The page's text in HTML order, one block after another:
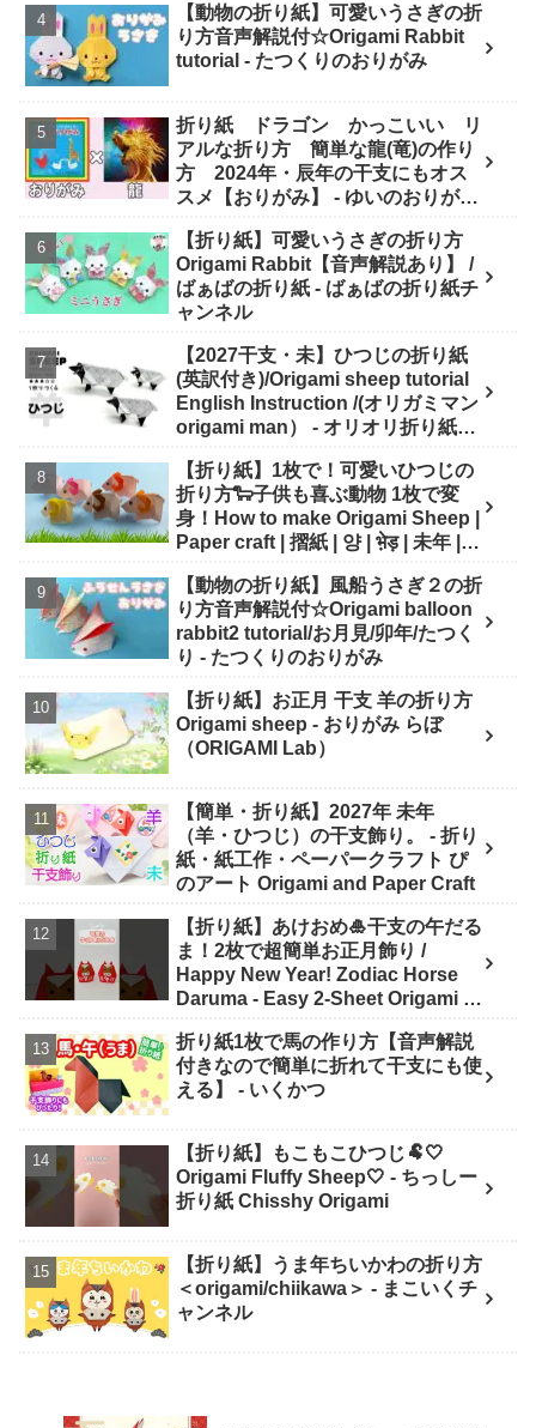
【動物の折り紙】可愛いうさぎの折
り方音声解説付☆Origami Rabbit
tutorial - たつくりのおりがみ
折り紙 ドラゴン かっこいい リ
アルな折り方 簡単な龍(竜)の作り
方 2024年・辰年の干支にもオス
スメ【おりがみ】 - ゆいのおりがみ
【折り紙】可愛いうさぎの折り方
Origami Rabbit【音声解説あり】 /
ばぁばの折り紙 - ばぁばの折り紙チ
ャンネル
【2027干支・未】ひつじの折り紙
(英訳付き)/Origami sheep tutorial
English Instruction /(オリガミマン
origami man） - オリオリ折り紙マ
房あらき)
【折り紙】1枚で！可愛いひつじの
折り方🐑子供も喜ぶ動物 1枚で変
身！How to make Origami Sheep |
Paper craft | 摺紙 | 양 | भे़ड़ | 未年 |
【動物の折り紙】風船うさぎ２の折
り方音声解説付☆Origami balloon
rabbit2 tutorial/お月見/卯年/たつく
り - たつくりのおりがみ
【折り紙】お正月 干支 羊の折り方
Origami sheep - おりがみ らぼ
（ORIGAMI Lab）
【簡単・折り紙】2027年 未年
（羊・ひつじ）の干支飾り。 - 折り
紙・紙工作・ペーパークラフト ぴ
のアート Origami and Paper Craft
【折り紙】あけおめ🎍干支の午だる
ま！2枚で超簡単お正月飾り /
Happy New Year! Zodiac Horse
Daruma - Easy 2-Sheet Origami -
折り紙1枚で馬の作り方【音声解説
付きなので簡単に折れて干支にも使
える】 - いくかつ
【折り紙】もこもこひつじ🐏🤍
Origami Fluffy Sheep🤍 - ちっしー
折り紙 Chisshy Origami
【折り紙】うま年ちいかわの折り方
＜origami/chiikawa＞ - まこいくチ
ャンネル